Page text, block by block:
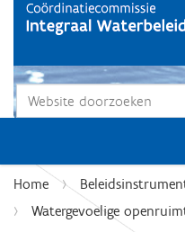
Zoek
Home
Watergevoelige